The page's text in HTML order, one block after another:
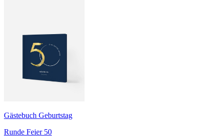
Gästebuch Geburtstag
Runde Feier 50